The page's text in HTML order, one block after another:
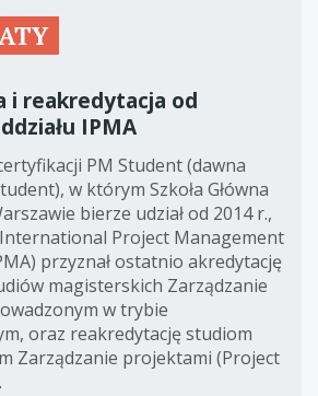
i reakredytacja od
IPMA
PM Student (dawna
w którym Szkoła Główna
bierze udział od 2014 r.,
Project Management
przyznał ostatnio akredytację
magisterskich Zarządzanie
w trybie
oraz reakredytację studiom
Zarządzanie projektami (Project